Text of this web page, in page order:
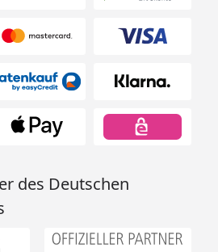
des Deutschen